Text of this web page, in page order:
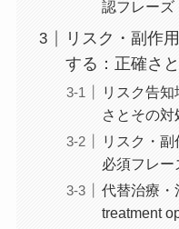
認フレーズ
リスク・副作
する：正確さ
リスク告
さとその対
リスク・
必須フレー
代替治療・
treatment